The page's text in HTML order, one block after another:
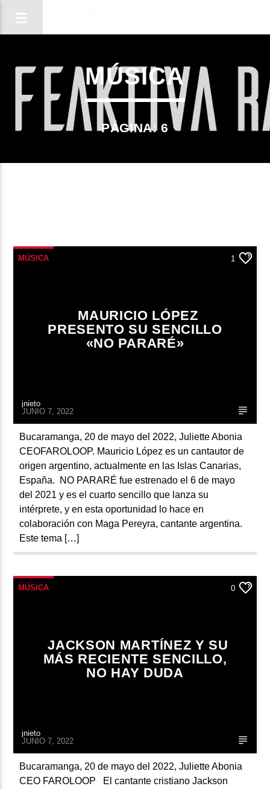
CANCIÓN ACTUAL
TÍTULO
MÚSICA
PÁGINA: 6
MÚSICA 1
MAURICIO LÓPEZ
PRESENTO SU SENCILLO
«NO PARARÉ»
jnieto
JUNIO 7, 2022
Bucaramanga, 20 de mayo del 2022, Juliette Abonia
CEOFAROLOOP. Mauricio López es un cantautor de
origen argentino, actualmente en las Islas Canarias,
España. NO PARARÉ fue estrenado el 6 de mayo
del 2021 y es el cuarto sencillo que lanza su
intérprete, y en esta oportunidad lo hace en
colaboración con Maga Pereyra, cantante argentina.
Este tema […]
MÚSICA 0
JACKSON MARTÍNEZ Y SU
MÁS RECIENTE SENCILLO,
NO HAY DUDA
jnieto
JUNIO 7, 2022
Bucaramanga, 20 de mayo del 2022, Juliette Abonia
CEO FAROLOOP El cantante cristiano Jackson